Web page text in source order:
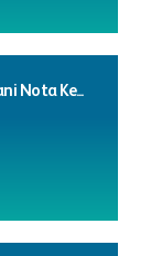
Nota Ke...